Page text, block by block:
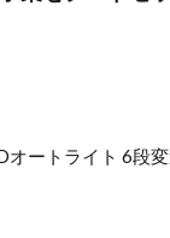
オートライト 6段